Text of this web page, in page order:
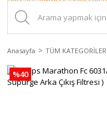
Anasayfa TÜM KATEGORİLER
%40